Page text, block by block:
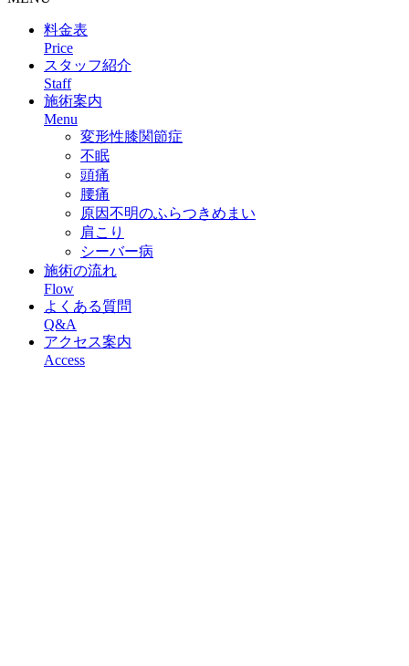
料金表
Price
スタッフ紹介
Staff
施術案内
Menu
変形性膝関節症
不眠
頭痛
腰痛
原因不明のふらつきめまい
肩こり
シーバー病
施術の流れ
Flow
よくある質問
Q&A
アクセス案内
Access